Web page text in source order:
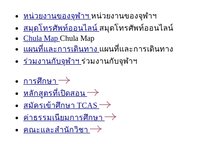
หน่วยงานของจุฬาฯ หน่วยงานของจุฬาฯ
สมุดโทรศัพท์ออนไลน์ สมุดโทรศัพท์ออนไลน์
Chula Map Chula Map
แผนที่และการเดินทาง แผนที่และการเดินทาง
ร่วมงานกับจุฬาฯ ร่วมงานกับจุฬาฯ
การศึกษา
หลักสูตรที่เปิดสอน
สมัครเข้าศึกษา TCAS
ค่าธรรมเนียมการศึกษา
คณะและสำนักวิชา